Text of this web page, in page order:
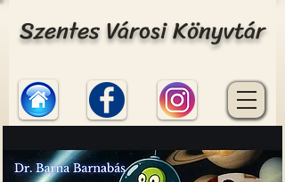
Szentes Városi Könyvtár